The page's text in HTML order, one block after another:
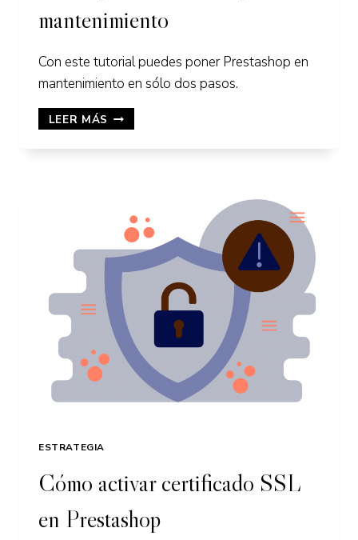
mantenimiento
Con este tutorial puedes poner Prestashop en
mantenimiento en sólo dos pasos.
LEER MÁS CÓMO
PONER
ESTRATEGIA
Cómo activar certificado SSL
en Prestashop